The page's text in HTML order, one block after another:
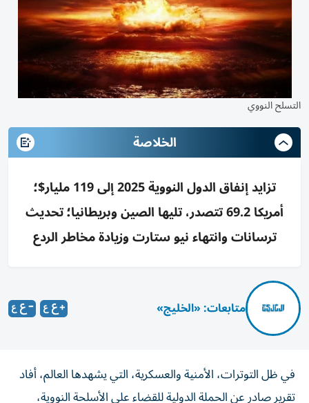
التسلح النووي
الخلاصة
تزايد إنفاق الدول النووية 2025 إلى 119 مليار$؛
أمريكا 69.2 تتصدر، تليها الصين وبريطانيا؛ تحديث
ترسانات وانتهاء نيو ستارت وزيادة مخاطر الردع
متابعات: «الخليج»
في ظل التوترات، الأمنية والعسكرية، التي يشهدها العالم، أفاد
تقرير صادر عن الحملة الدولية للقضاء ‌على الأسلحة النووية،